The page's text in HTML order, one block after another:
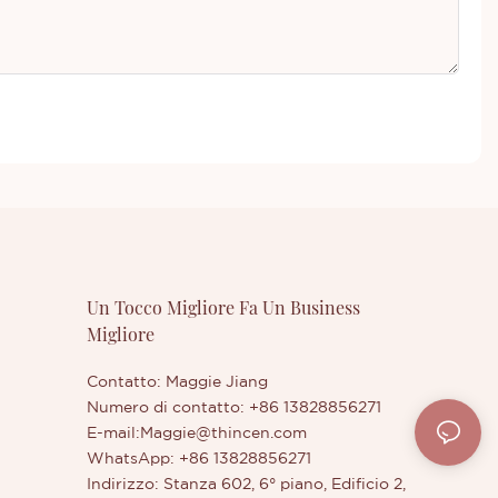
Un Tocco Migliore Fa Un Business
Migliore
Contatto: Maggie Jiang
Numero di contatto: +86 13828856271
E-mail: Maggie@thincen.com
WhatsApp: +86 13828856271
Indirizzo: Stanza 602, 6° piano, Edificio 2,